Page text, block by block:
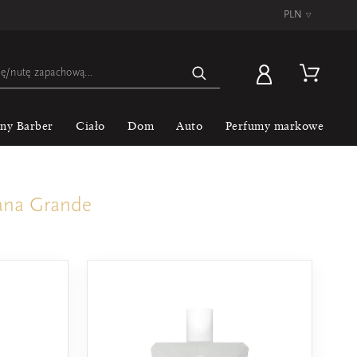
PLN ▿
Barber Ciało Dom Auto Perfumy markowe
Grande